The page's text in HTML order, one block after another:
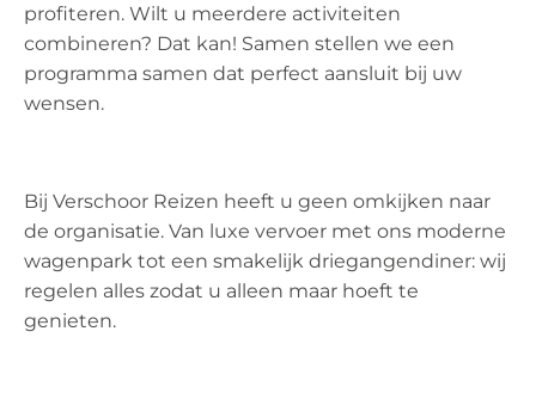
profiteren. Wilt u meerdere activiteiten
combineren? Dat kan! Samen stellen we een
programma samen dat perfect aansluit bij uw
wensen.
Bij Verschoor Reizen heeft u geen omkijken naar
de organisatie. Van luxe vervoer met ons moderne
wagenpark tot een smakelijk driegangendiner: wij
regelen alles zodat u alleen maar hoeft te
genieten.